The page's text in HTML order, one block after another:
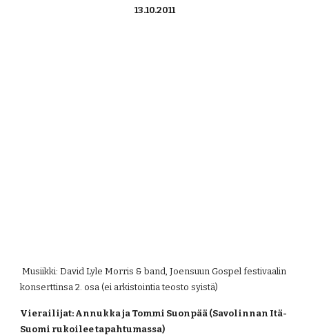
13.10.2011
Musiikki: David Lyle Morris & band, Joensuun Gospel festivaalin
konserttinsa 2. osa (ei arkistointia teosto syistä)
Vierailijat: Annukka ja Tommi Suonpää (Savolinnan Itä-
Suomi rukoilee tapahtumassa)